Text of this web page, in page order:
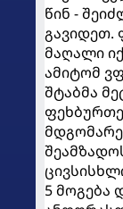
წინ -
გავიდეთ.
მაღალი
ამიტომ
შტაბმა
5 მოგება